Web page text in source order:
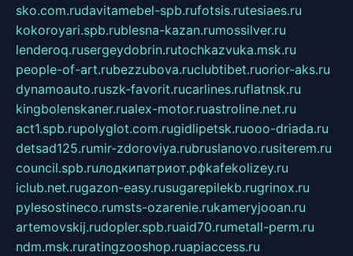
sko.com.rudavitamebel-spb.rufotsis.rutesiaes.ru
kokoroyari.spb.rublesna-kazan.rumossilver.ru
lenderoq.rusergeydobrin.rutochkazvuka.msk.ru
people-of-art.rubezzubova.ruclubtibet.ruorior-aks.ru
dynamoauto.ruszk-favorit.rucarlines.ruflatnsk.ru
kingbolenskaner.rualex-motor.ruastroline.net.ru
act1.spb.rupolyglot.com.rugidlipetsk.ruooo-driada.ru
detsad125.rumir-zdoroviya.rubruslanovo.rusiterem.ru
council.spb.ruлодкипатриот.рфkafekolizey.ru
iclub.net.rugazon-easy.rusugarepilekb.rugrinox.ru
pylesostineco.rumsts-ozarenie.rukameryjooan.ru
artemovskij.rudopler.spb.ruaid70.rumetall-perm.ru
ndm.msk.ruratingzooshop.ruapiaccess.ru